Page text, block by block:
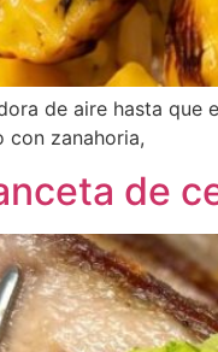
de aire hasta
con zanahoria,
de